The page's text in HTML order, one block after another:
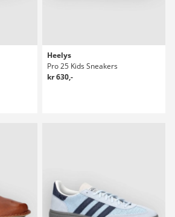
Heelys
Pro 25 Kids Sneakers
kr 630,-